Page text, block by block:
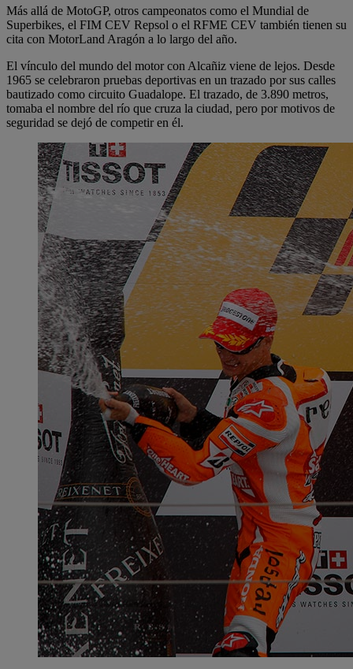
Más allá de MotoGP, otros campeonatos como el Mundial de
Superbikes, el FIM CEV Repsol o el RFME CEV también tienen su
cita con MotorLand Aragón a lo largo del año.
El vínculo del mundo del motor con Alcañiz viene de lejos. Desde
1965 se celebraron pruebas deportivas en un trazado por sus calles
bautizado como circuito Guadalope. El trazado, de 3.890 metros,
tomaba el nombre del río que cruza la ciudad, pero por motivos de
seguridad se dejó de competir en él.